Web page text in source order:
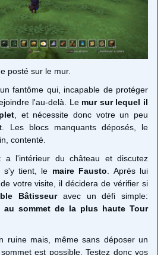
posté sur le mur.
fantôme qui, incapable de protéger
l'au-delà. Le mur sur lequel il
, et nécessite donc votre un peu
Les blocs manquants déposés, le
contenté.
a l'intérieur du château et discutez
s'y tient, le maire Fausto . Après lui
votre visite, il décidera de vérifier si
Bâtisseuravec un défi simple:
au sommet de la plus haute Tour
ruine mais, même sans déposer un
est possible. Testez donc vos